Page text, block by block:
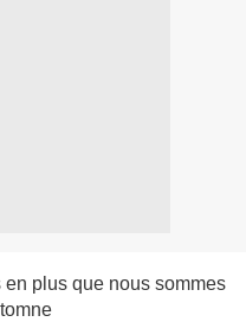
plus que nous sommes